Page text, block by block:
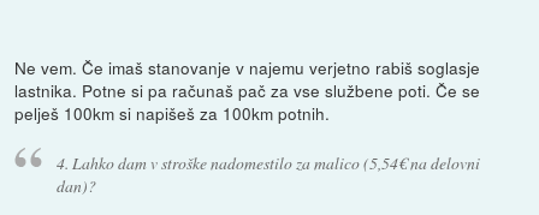
Ne vem. Če imaš stanovanje v najemu verjetno rabiš soglasje
lastnika. Potne si pa računaš pač za vse službene poti. Če se
pelješ 100km si napišeš za 100km potnih.
4. Lahko dam v stroške nadomestilo za malico (5,54€ na delovni
dan)?